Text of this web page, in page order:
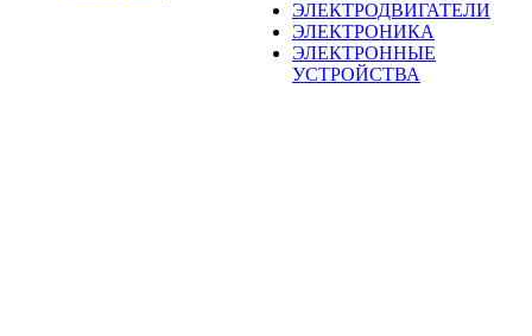
ЭЛЕКТРОДВИГАТЕЛИ
ЭЛЕКТРОНИКА
ЭЛЕКТРОННЫЕ
УСТРОЙСТВА